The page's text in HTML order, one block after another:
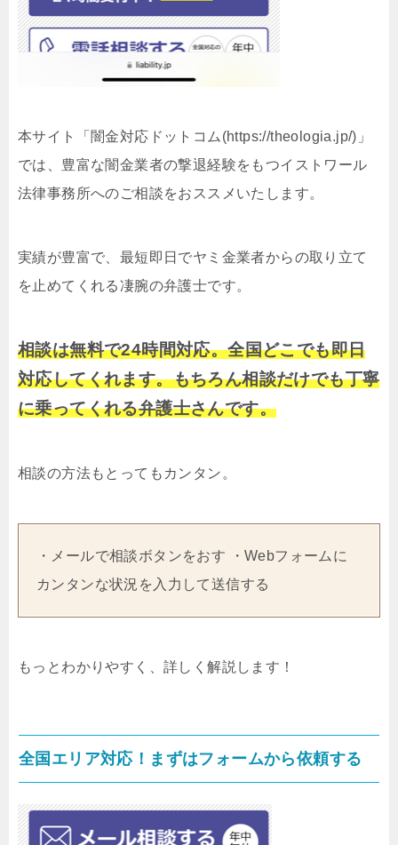
本サイト「闇金対応ドットコム(https://theologia.jp/)」
では、豊富な闇金業者の撃退経験をもつイストワール
法律事務所へのご相談をおススメいたします。
実績が豊富で、最短即日でヤミ金業者からの取り立て
を止めてくれる凄腕の弁護士です。
相談は無料で24時間対応。全国どこでも即日
対応してくれます。もちろん相談だけでも丁寧
に乗ってくれる弁護士さんです。
相談の方法もとってもカンタン。
・メールで相談ボタンをおす ・Webフォームに
カンタンな状況を入力して送信する
もっとわかりやすく、詳しく解説します！
全国エリア対応！まずはフォームから依頼する